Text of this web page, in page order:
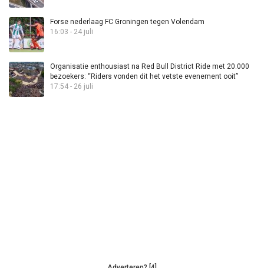
Forse nederlaag FC Groningen tegen Volendam
16:03 - 24 juli
Organisatie enthousiast na Red Bull District Ride met 20.000
bezoekers: “Riders vonden dit het vetste evenement ooit”
17:54 - 26 juli